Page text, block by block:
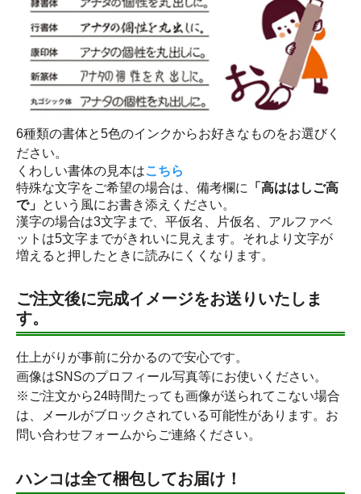
6種類の書体と5色のインクからお好きなものをお選びく
ださい。
くわしい書体の見本はこちら
特殊な文字をご希望の場合は、備考欄に
「高ははしご高
で」 という風にお書き添えください。
漢字の場合は3文字まで、平仮名、片仮名、アルファベ
ットは5文字までがきれいに見えます。それより文字が
増えると押したときに読みにくくなります。
ご注文後に完成イメージをお送りいたしま
す。
仕上がりが事前に分かるので安心です。
画像はSNSのプロフィール写真等にお使いください。
※ご注文から24時間たっても画像が送られてこない場合
は、メールがブロックされている可能性があります。お
問い合わせフォームからご連絡ください。
ハンコは全て梱包してお届け！